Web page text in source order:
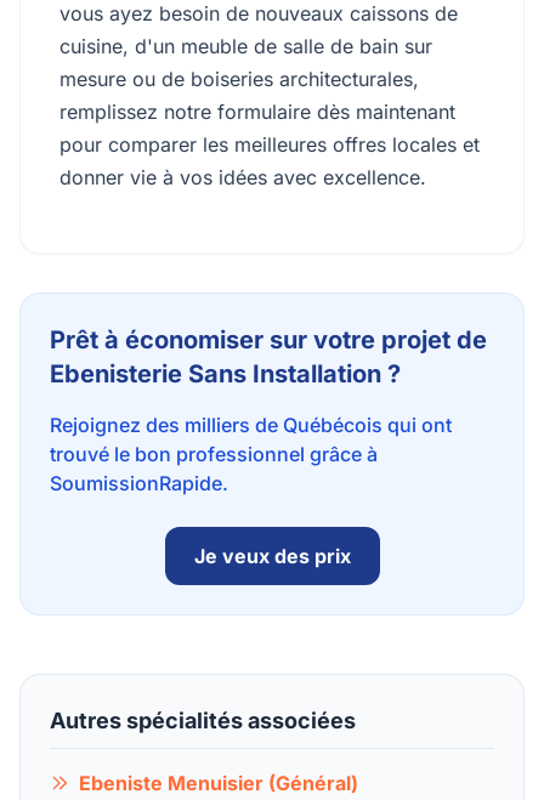
vous ayez besoin de nouveaux caissons de
cuisine, d'un meuble de salle de bain sur
mesure ou de boiseries architecturales,
remplissez notre formulaire dès maintenant
pour comparer les meilleures offres locales et
donner vie à vos idées avec excellence.
Prêt à économiser sur votre projet de
Ebenisterie Sans Installation ?
Rejoignez des milliers de Québécois qui ont
trouvé le bon professionnel grâce à
SoumissionRapide.
Je veux des prix
Autres spécialités associées
Ebeniste Menuisier (Général)